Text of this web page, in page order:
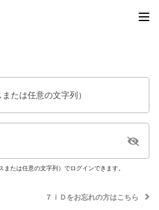
たは任意の文字列）
または任意の文字列）でログインできます。
７ｉＤをお忘れの方はこちら